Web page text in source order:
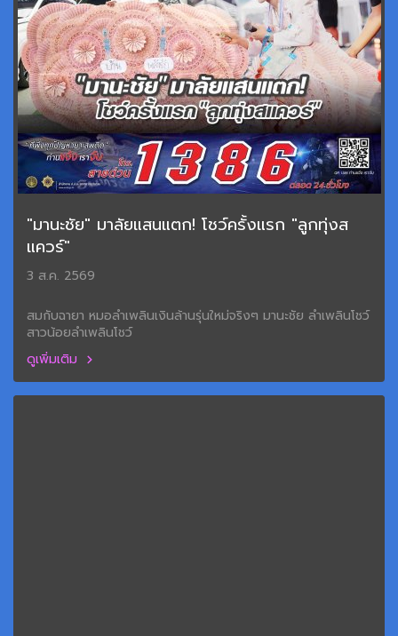
"มานะชัย" มาลัยแสนแตก! โชว์ครั้งแรก "ลูกทุ่งส
แควร์"
3 ส.ค. 2569
สมกับฉายา หมอลำเพลินเงินล้านรุ่นใหม่จริงๆ มานะชัย ลำเพลินโชว์
สาวน้อยลำเพลินโชว์
ดูเพิ่มเติม